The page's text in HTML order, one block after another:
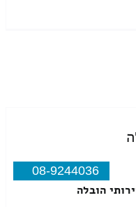
08-9244036
הובלה